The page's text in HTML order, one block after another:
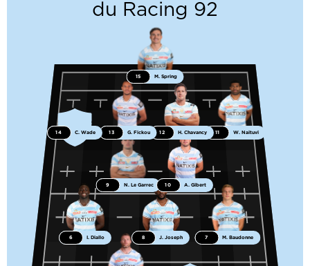
du Racing 92
6 I. Diallo 7 M. Baudonne
8 J. Joseph
9 N. Le Garrec 10 A. Gibert
11 W. Naituvi
12 H. Chavancy
13 G. Fickou
14 C. Wade
15 M. Spring